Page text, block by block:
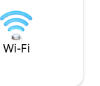
mashine ya
kuchomea
taulo, kikausha
Wi-Fi